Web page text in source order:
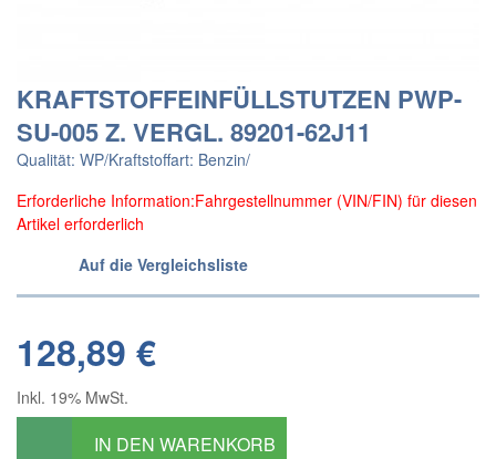
KRAFTSTOFFEINFÜLLSTUTZEN PWP-
SU-005 Z. VERGL. 89201-62J11
Qualität: WP/Kraftstoffart: Benzin/
Erforderliche Information:Fahrgestellnummer (VIN/FIN) für diesen
Artikel erforderlich
Auf die Vergleichsliste
128,89 €
Inkl. 19% MwSt.
IN DEN WARENKORB